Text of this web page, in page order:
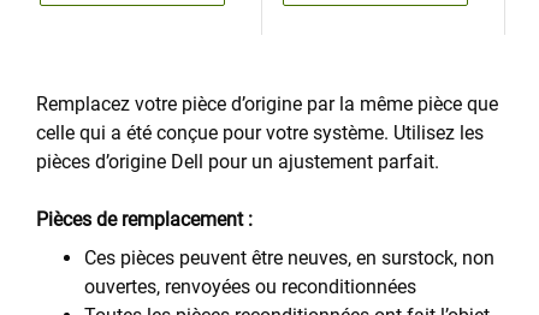
Remplacez votre pièce d’origine par la même pièce que
celle qui a été conçue pour votre système. Utilisez les
pièces d’origine Dell pour un ajustement parfait.
Pièces de remplacement :
Ces pièces peuvent être neuves, en surstock, non
ouvertes, renvoyées ou reconditionnées